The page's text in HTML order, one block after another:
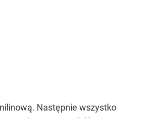
Następnie wszystko